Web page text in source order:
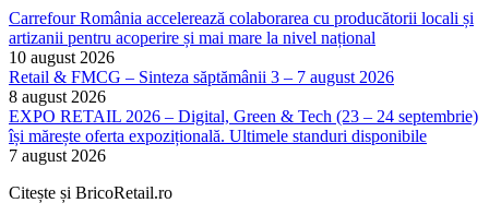
Carrefour România accelerează colaborarea cu producătorii locali și
artizanii pentru acoperire și mai mare la nivel național
10 august 2026
Retail & FMCG – Sinteza săptămânii 3 – 7 august 2026
8 august 2026
EXPO RETAIL 2026 – Digital, Green & Tech (23 – 24 septembrie)
își mărește oferta expozițională. Ultimele standuri disponibile
7 august 2026
Citește și BricoRetail.ro